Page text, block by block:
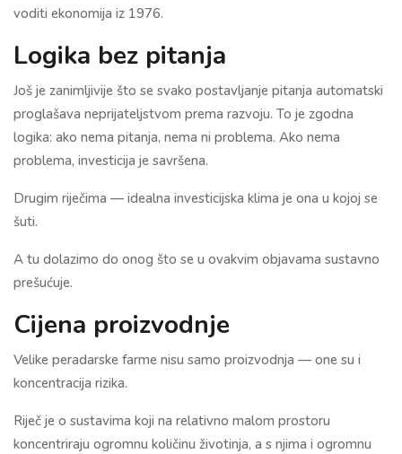
voditi ekonomija iz 1976.
Logika bez pitanja
Još je zanimljivije što se svako postavljanje pitanja automatski
proglašava neprijateljstvom prema razvoju. To je zgodna
logika: ako nema pitanja, nema ni problema. Ako nema
problema, investicija je savršena.
Drugim riječima — idealna investicijska klima je ona u kojoj se
šuti.
A tu dolazimo do onog što se u ovakvim objavama sustavno
prešućuje.
Cijena proizvodnje
Velike peradarske farme nisu samo proizvodnja — one su i
koncentracija rizika.
Riječ je o sustavima koji na relativno malom prostoru
koncentriraju ogromnu količinu životinja, a s njima i ogromnu